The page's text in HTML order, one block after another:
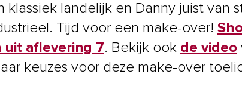
klassiek landelijk en Danny juist van
Tijd voor een make-over!
uit aflevering 7. Bekijk ook de video
keuzes voor deze make-over